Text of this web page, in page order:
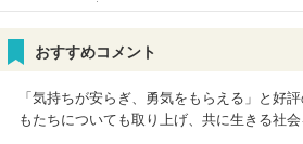
おすすめコメント
「気持ちが安らぎ、勇気をもらえる」と好
もたちについても取り上げ、共に生きる社会